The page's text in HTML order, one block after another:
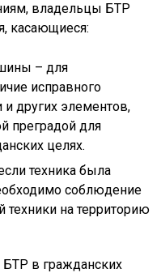
владельцы БТР
касающиеся:
– для
исправного
других элементов,
преградой для
целях.
техника была
соблюдение
техники на территорию
БТР в гражданских